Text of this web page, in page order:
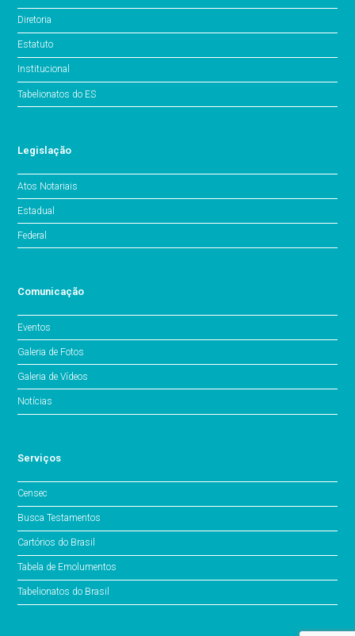
Diretoria
Estatuto
Institucional
Tabelionatos do ES
Legislação
Atos Notariais
Estadual
Federal
Comunicação
Eventos
Galeria de Fotos
Galeria de Vídeos
Notícias
Serviços
Censec
Busca Testamentos
Cartórios do Brasil
Tabela de Emolumentos
Tabelionatos do Brasil